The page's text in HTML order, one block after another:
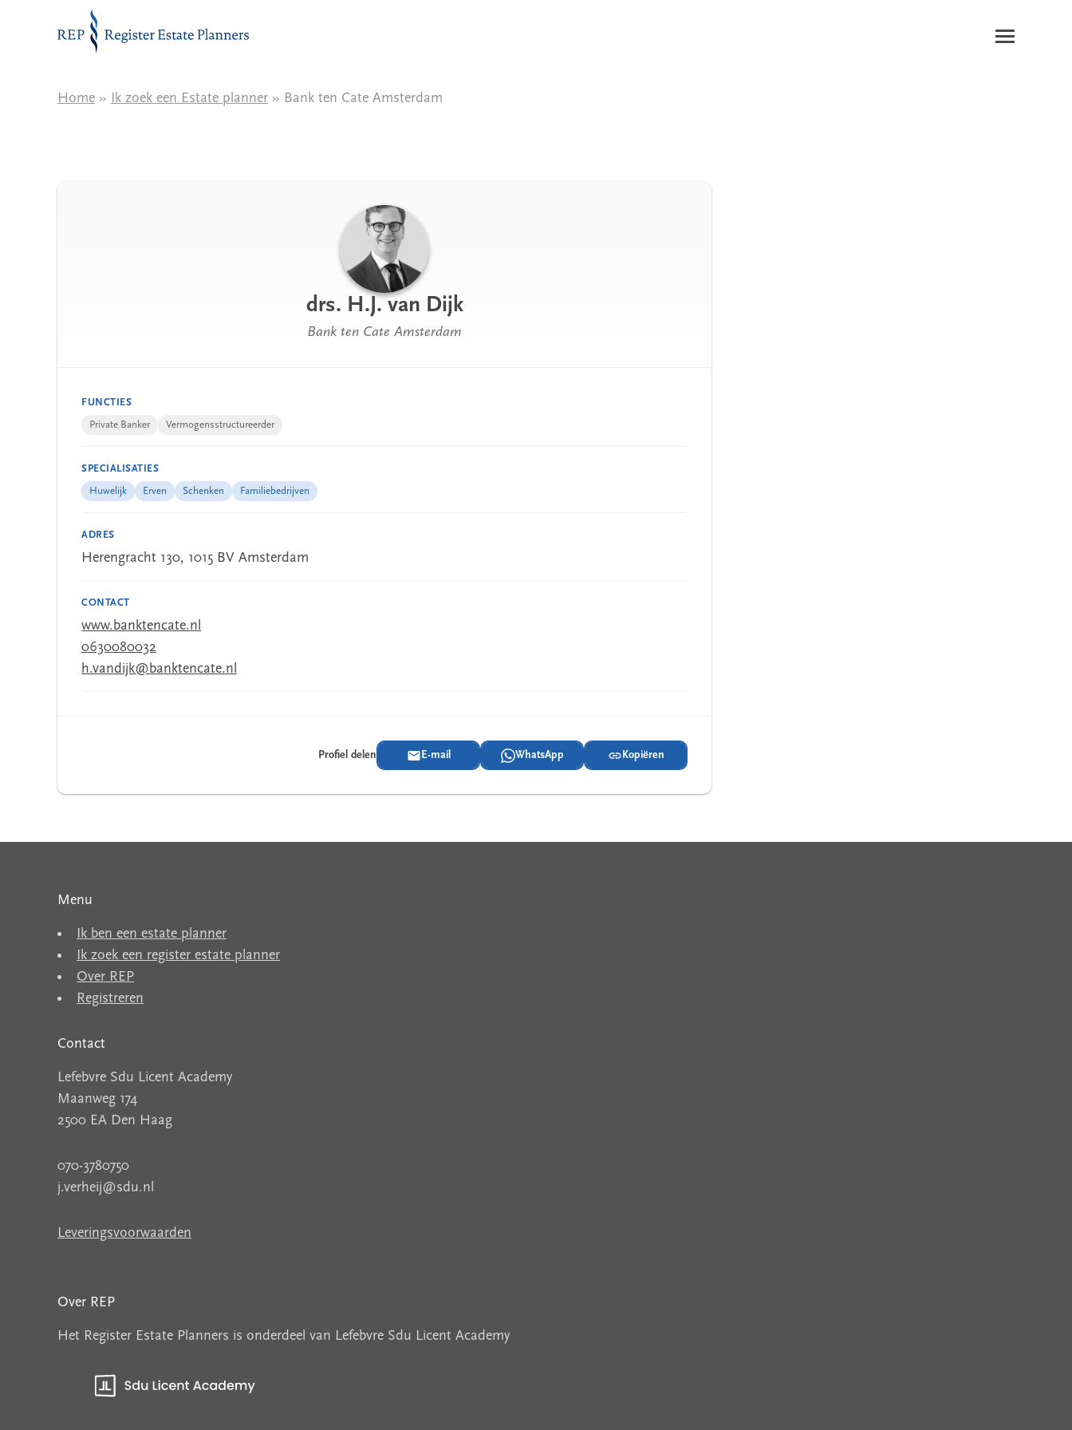
Naar de inhoud
Home » Ik zoek een Estate planner » Bank ten Cate Amsterdam
drs. H.J. van Dijk
Bank ten Cate Amsterdam
FUNCTIES
Private Banker Vermogensstructureerder
SPECIALISATIES
Huwelijk Erven Schenken Familiebedrijven
ADRES
Herengracht 130, 1015 BV Amsterdam
CONTACT
www.banktencate.nl
0630080032
h.vandijk@banktencate.nl
Profiel delen E-mail WhatsApp Kopiëren
Menu
Ik ben een estate planner
Ik zoek een register estate planner
Over REP
Registreren
Contact
Lefebvre Sdu Licent Academy
Maanweg 174
2500 EA Den Haag
070-3780750
j.verheij@sdu.nl
Leveringsvoorwaarden
Over REP
Het Register Estate Planners is onderdeel van Lefebvre Sdu Licent Academy